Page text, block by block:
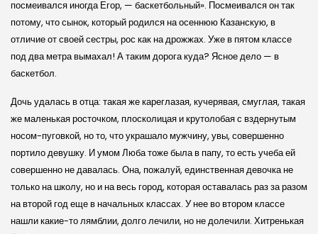
посмеивался иногда Егор, — баскетбольный». Посмеивался он так
потому, что сынок, который родился на осеннюю Казанскую, в
отличие от своей сестры, рос как на дрожжах. Уже в пятом классе
под два метра вымахал! А таким дорога куда? Ясное дело — в
баскетбол.
Дочь удалась в отца: такая же кареглазая, кучерявая, смуглая, такая
же маленькая росточком, плосколицая и крутолобая с вздернутым
носом-пуговкой, но то, что украшало мужчину, увы, совершенно
портило девушку. И умом Люба тоже была в папу, то есть учеба ей
совершенно не давалась. Она, пожалуй, единственная девочка не
только на школу, но и на весь город, которая оставалась раз за разом
на второй год еще в начальных классах. У нее во втором классе
нашли какие-то лямблии, долго лечили, но не долечили. Хитренькая